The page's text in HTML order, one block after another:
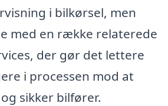
i bilkørsel, men
med en række relaterede
der gør det lettere
i processen mod at
sikker bilfører.